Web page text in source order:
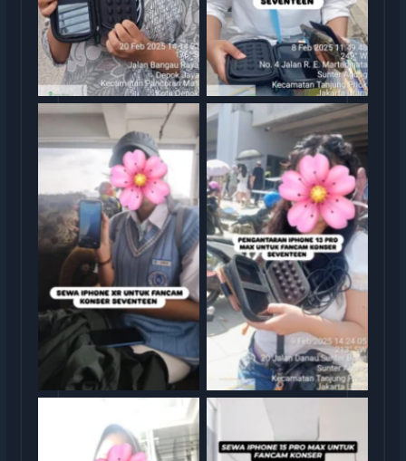
rental iphone jakarta rental iphone jakarta